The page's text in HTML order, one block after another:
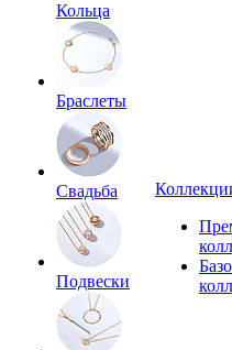
Кольца
Браслеты
Свадьба
Подвески